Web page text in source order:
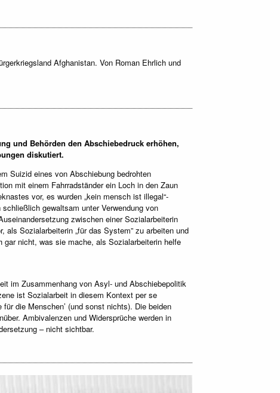
Afghanistan. Von Roman Ehrlich und
und Behörden den Abschiebedruck erhöhen,
diskutiert.
Suizid eines von Abschiebung bedrohten
mit einem Fahrradständer ein Loch in den Zaun
vor, es wurden „kein mensch ist illegal“-
gewaltsam unter Verwendung von
zwischen einer Sozialarbeiterin
Sozialarbeiterin „für das System” zu arbeiten und
nicht, was sie mache, als Sozialarbeiterin helfe
im Zusammenhang von Asyl- und Abschiebepolitik
ist Sozialarbeit in diesem Kontext per se
die Menschen’ (und sonst nichts). Die beiden
Ambivalenzen und Widersprüche werden in
– nicht sichtbar.